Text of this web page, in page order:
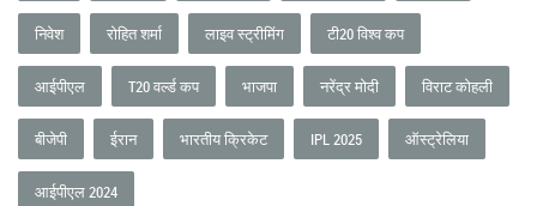
निवेश रोहित शर्मा लाइव स्ट्रीमिंग टी20 विश्व कप
आईपीएल T20 वर्ल्ड कप भाजपा नरेंद्र मोदी विराट कोहली
बीजेपी ईरान भारतीय क्रिकेट IPL 2025 ऑस्ट्रेलिया
आईपीएल 2024